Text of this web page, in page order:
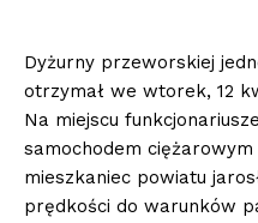
Dyżurny przeworskiej
otrzymał we wtorek, 12
Na miejscu
samochodem
mieszkaniec powiatu
prędkości do warunków